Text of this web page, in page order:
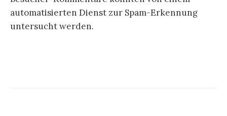
automatisierten Dienst zur Spam-Erkennung
untersucht werden.